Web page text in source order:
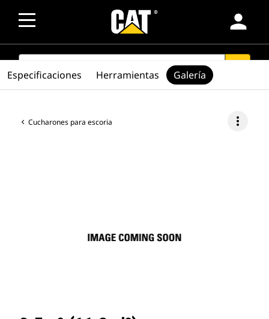
person
SEARCH
Cucharones para escoria more_vert
Especificaciones Herramientas Galería